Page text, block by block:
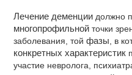
Лечение деменции должно
многопрофильной точки
заболевания, тойфазы , в
конкретных характеристик
участие невролога,